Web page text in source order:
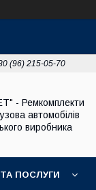
(96) 215-05-70
- Ремкомплекти
автомобілів
виробника
ПОСЛУГИ